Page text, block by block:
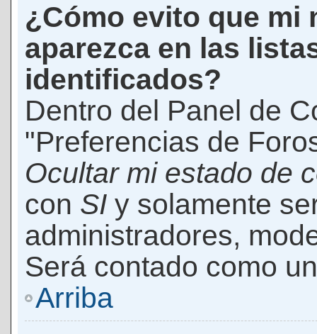
¿Cómo evito que mi
aparezca en las
identificados?
Dentro del Panel de
"Preferencias de
Ocultar mi estado de
con SI y solamente
administradores,
Será contado como
Arriba